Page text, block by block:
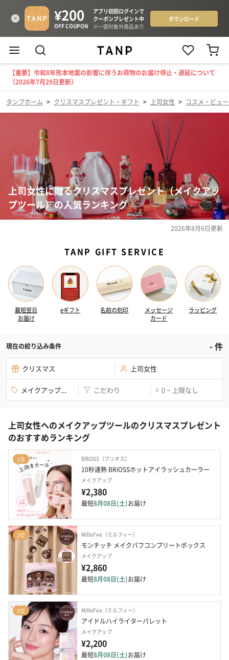
【重要】令和8年熊本地震の影響に伴うお荷物のお届け停止・遅延について
（2026年7月29日更新）
タンプホーム > クリスマスプレゼント・ギフト > 上司女性 > コスメ・ビュ
上司女性に贈るクリスマスプレゼント（メイクアッ
プツール）の人気ランキング
2026年8月6日更新
TANP GIFT SERVICE
最短翌日
お届け
eギフト 名前の刻印
メッセージ
カード
ラッピング
現在の絞り込み条件 -件
クリスマス 上司女性
メイクアップ... こだわり ¥ 0 ~ 上限なし
上司女性へのメイクアップツールのクリスマスプレゼント
のおすすめランキング
1位 BRiOSS（ブリオス）
10秒速熱 BRiOSSホットアイラッシュカーラー
メイクアップ
¥2,380
最短8月08日(土)お届け
2位 MilleFée（ミルフィー）
モンチッチ メイクパフコンプリートボックス
メイクアップ
¥2,860
最短8月08日(土)お届け
3位 MilleFée（ミルフィー）
アイドルハイライターパレット
メイクアップ
¥2,200
最短8月08日(土)お届け